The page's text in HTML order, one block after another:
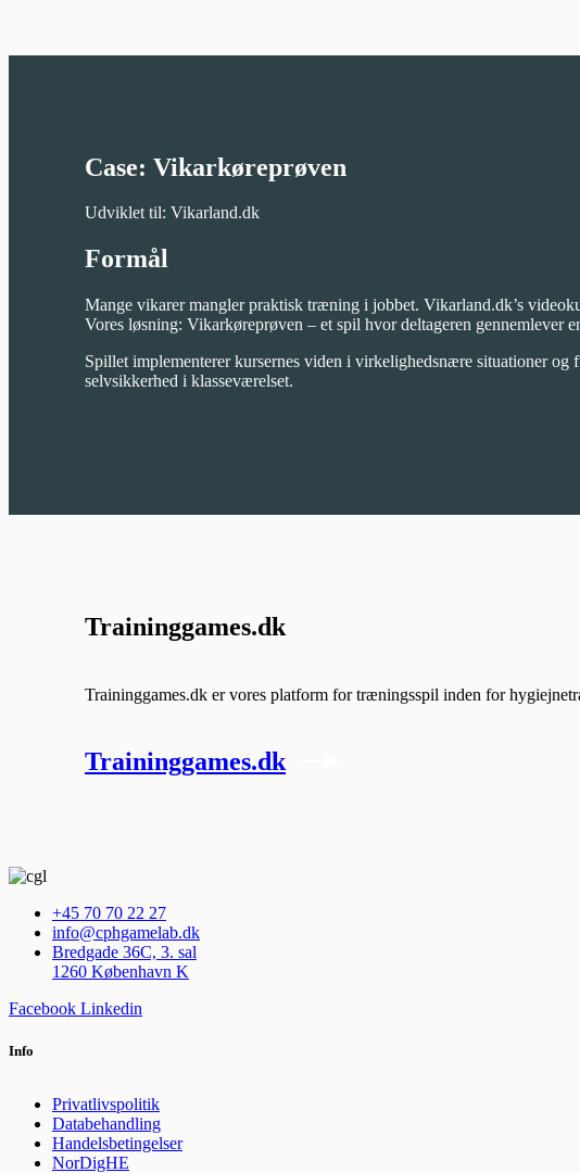
Case: Vikarkøreprøven
Udviklet til: Vikarland.dk
Formål
Mange vikarer mangler praktisk træning i jobbet. Vikarland.dk’s
Vores løsning: Vikarkøreprøven – et spil hvor deltageren gennemlever
Spillet implementerer kursernes viden i virkelighedsnære situationer og
selvsikkerhed i klasseværelset.
Traininggames.dk
Traininggames.dk er vores platform for træningsspil inden for
Traininggames.dk
+45 70 70 22 27
info@cphgamelab.dk
Bredgade 36C, 3. sal
1260 København K
Facebook Linkedin
Info
Privatlivspolitik
Databehandling
Handelsbetingelser
NorDigHE